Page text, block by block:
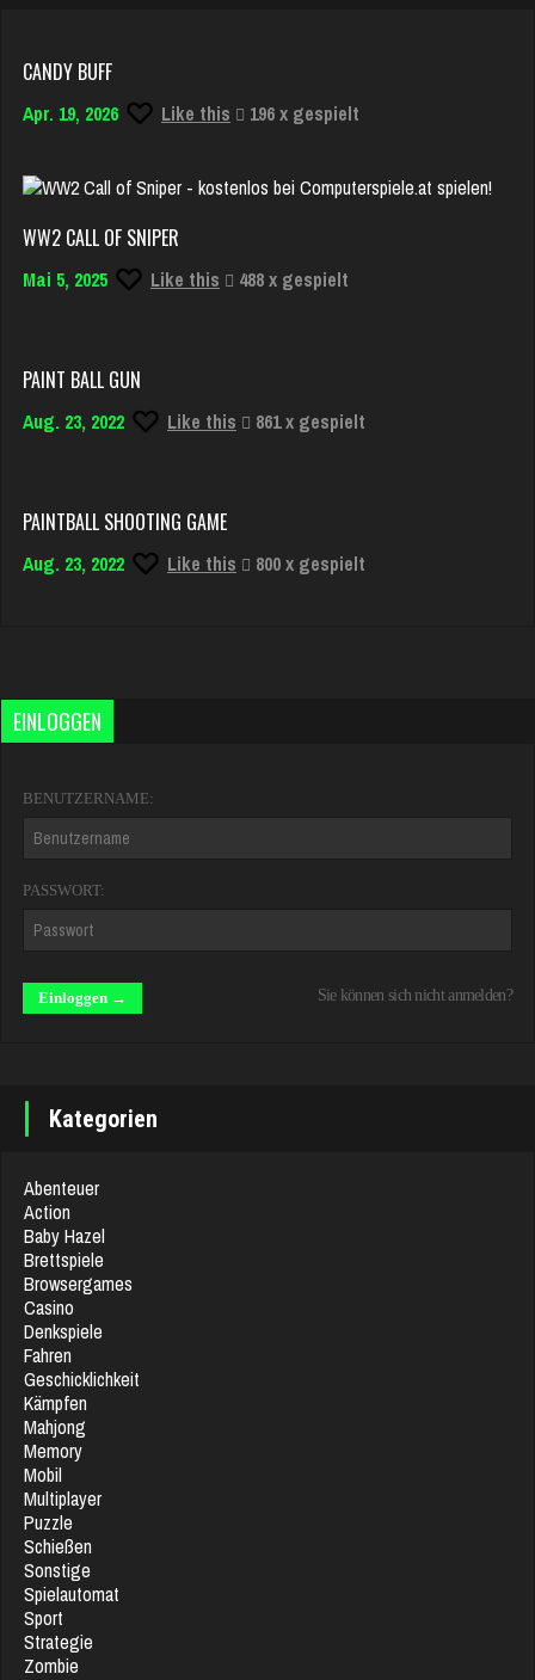
CANDY BUFF
Apr. 19, 2026 Like this 196 x gespielt
WW2 CALL OF SNIPER
Mai 5, 2025 Like this 488 x gespielt
PAINT BALL GUN
Aug. 23, 2022 Like this 861 x gespielt
PAINTBALL SHOOTING GAME
Aug. 23, 2022 Like this 800 x gespielt
EINLOGGEN
BENUTZERNAME:
PASSWORT:
Sie können sich nicht anmelden?
Kategorien
Abenteuer
Action
Baby Hazel
Brettspiele
Browsergames
Casino
Denkspiele
Fahren
Geschicklichkeit
Kämpfen
Mahjong
Memory
Mobil
Multiplayer
Puzzle
Schießen
Sonstige
Spielautomat
Sport
Strategie
Zombie